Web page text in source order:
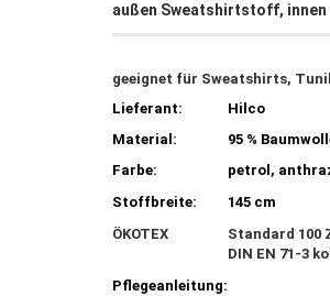
außen Sweatshirtstoff,
geeignet für Sweatshirts,
Lieferant:
Hilco
Material:
95 %
Farbe:
petrol,
Stoffbreite:
145 cm
ÖKOTEX
Standard 100
DIN EN 71-3
Pflegeanleitung: